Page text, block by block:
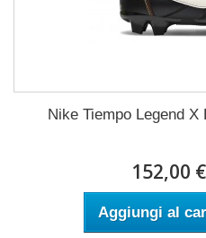
Nike Tiempo Legend
152,00 €
Aggiungi al